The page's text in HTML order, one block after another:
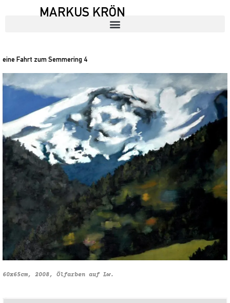
MARKUS KRÖN
eine Fahrt zum Semmering 4
60x65cm, 2008, Ölfarben auf Lw.